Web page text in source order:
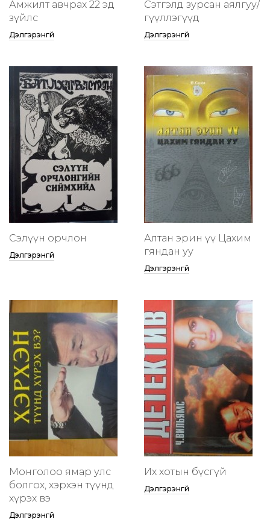
Амжилт авчрах 22 эд
зүйлс
Дэлгэрэнгүй
Сэтгэлд зурсан аялгуу/
өгүүллэгүүд
Дэлгэрэнгүй
Сэлүүн орчлон
Дэлгэрэнгүй
Алтан эрин үү Цахим
гяндан уу
Дэлгэрэнгүй
Монголоо ямар улс
болгох, хэрхэн түүнд
хүрэх вэ
Дэлгэрэнгүй
Их хотын бүсгүй
Дэлгэрэнгүй